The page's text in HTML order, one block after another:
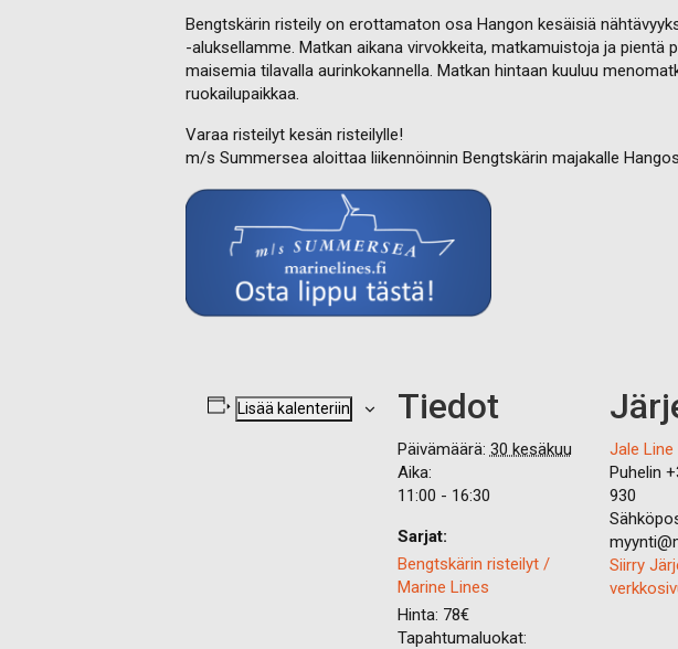
Bengtskärin risteily on erottamaton osa Hangon kesäisiä
-aluksellamme. Matkan aikana virvokkeita, matkamuistoja ja
maisemia tilavalla aurinkokannella. Matkan hintaan kuuluu
ruokailupaikkaa.
Varaa risteilyt kesän risteilylle!
m/s Summersea aloittaa liikennöinnin Bengtskärin majakalle
Lisää kalenteriin Tiedot
Päivämäärä: 30 kesäkuu
Aika:
11:00 - 16:30
Sarjat:
Bengtskärin risteilyt /
Marine Lines
Hinta: 78€
Tapahtumaluokat:
Jale Line
Puhelin
930
Siirry